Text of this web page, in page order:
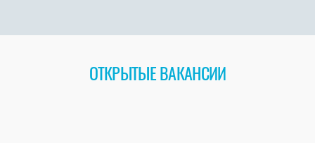
ОТКРЫТЫЕ ВАКАНСИИ